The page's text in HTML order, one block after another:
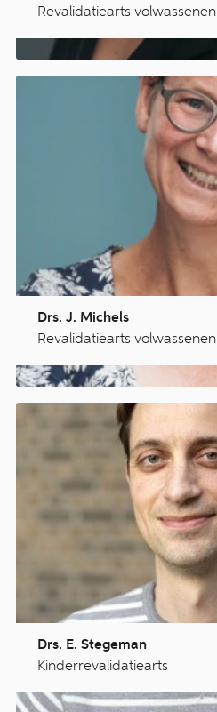
Revalidatiearts volwassenen
Drs. J. Michels
Revalidatiearts volwassenen
Drs. E. Stegeman
Kinderrevalidatiearts